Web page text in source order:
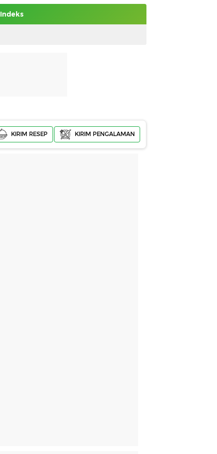
Indeks
KIRIM RESEP KIRIM PENGALAMAN